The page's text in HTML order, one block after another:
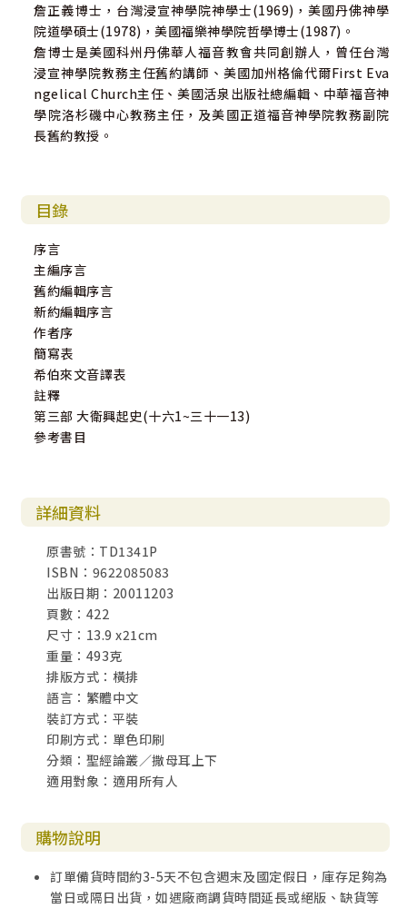
詹正義博士，台灣浸宣神學院神學士(1969)，美國丹佛神學
院道學碩士(1978)，美國福樂神學院哲學博士(1987)。
詹博士是美國科州丹佛華人福音教會共同創辦人，曾任台灣
浸宣神學院教務主任舊約講師、美國加州格倫代爾First Eva
ngelical Church主任、美國活泉出版社總編輯、中華福音神
學院洛杉磯中心教務主任，及美國正道福音神學院教務副院
長舊約教授。
目錄
序言
主編序言
舊約編輯序言
新約編輯序言
作者序
簡寫表
希伯來文音譯表
註釋
第三部 大衛興起史(十六1~三十一13)
參考書目
詳細資料
原書號：TD1341P
ISBN：9622085083
出版日期：20011203
頁數：422
尺寸：13.9 x21cm
重量：493克
排版方式：橫排
語言：繁體中文
裝訂方式：平裝
印刷方式：單色印刷
分類：聖經論叢／撒母耳上下
適用對象：適用所有人
購物說明
訂單備貨時間約3-5天不包含週末及國定假日，庫存足夠為
當日或隔日出貨，如遇廠商調貨時間延長或絕版、缺貨等